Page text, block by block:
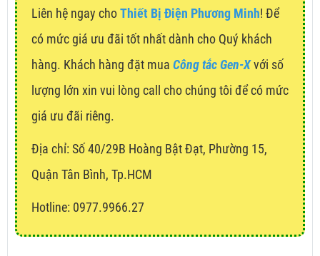
Liên hệ ngay choThiết Bị Điện Phương Minh! Để
có mức giá ưu đãi tốt nhất dành cho Quý khách
hàng. Khách hàng đặt mua Công tắc Gen-Xvới số
lượng lớn xin vui lòng call cho chúng tôi để có mức
giá ưu đãi riêng.
Địa chỉ: Số 40/29B Hoàng Bật Đạt, Phường 15,
Quận Tân Bình, Tp.HCM
Hotline: 0977.9966.27